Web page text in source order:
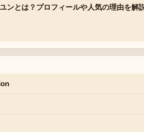
ンとは？プロフィールや人気の理由を解